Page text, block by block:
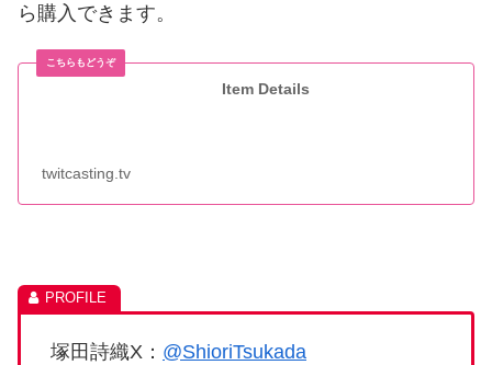
ら購入できます。
Item Details
twitcasting.tv
塚田詩織X： @ShioriTsukada